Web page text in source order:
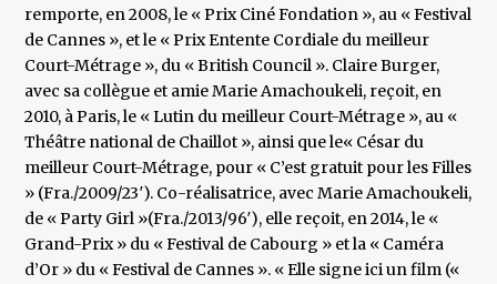
remporte, en 2008, le « Prix Ciné Fondation », au « Festival
de Cannes », et le « Prix Entente Cordiale du meilleur
Court-Métrage », du « British Council ». Claire Burger,
avec sa collègue et amie Marie Amachoukeli, reçoit, en
2010, à Paris, le « Lutin du meilleur Court-Métrage », au «
Théâtre national de Chaillot », ainsi que le« César du
meilleur Court-Métrage, pour « C’est gratuit pour les Filles
» (Fra./2009/23′). Co-réalisatrice, avec Marie Amachoukeli,
de « Party Girl »(Fra./2013/96′), elle reçoit, en 2014, le «
Grand-Prix » du « Festival de Cabourg » et la « Caméra
d’Or » du « Festival de Cannes ». « Elle signe ici un film («